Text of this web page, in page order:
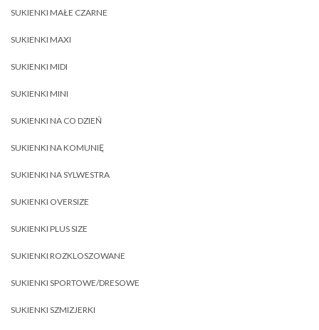
SUKIENKI MAŁE CZARNE
SUKIENKI MAXI
SUKIENKI MIDI
SUKIENKI MINI
SUKIENKI NA CO DZIEŃ
SUKIENKI NA KOMUNIĘ
SUKIENKI NA SYLWESTRA
SUKIENKI OVERSIZE
SUKIENKI PLUS SIZE
SUKIENKI ROZKLOSZOWANE
SUKIENKI SPORTOWE/DRESOWE
SUKIENKI SZMIZJERKI